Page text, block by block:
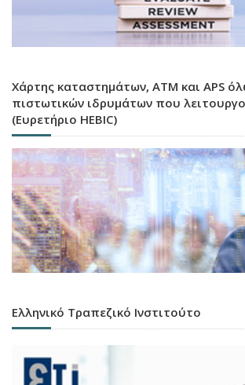
Χάρτης καταστημάτων, ATM και APS
πιστωτικών ιδρυμάτων που
(Ευρετήριο HEBIC)
Ελληνικό Τραπεζικό Ινστιτούτο